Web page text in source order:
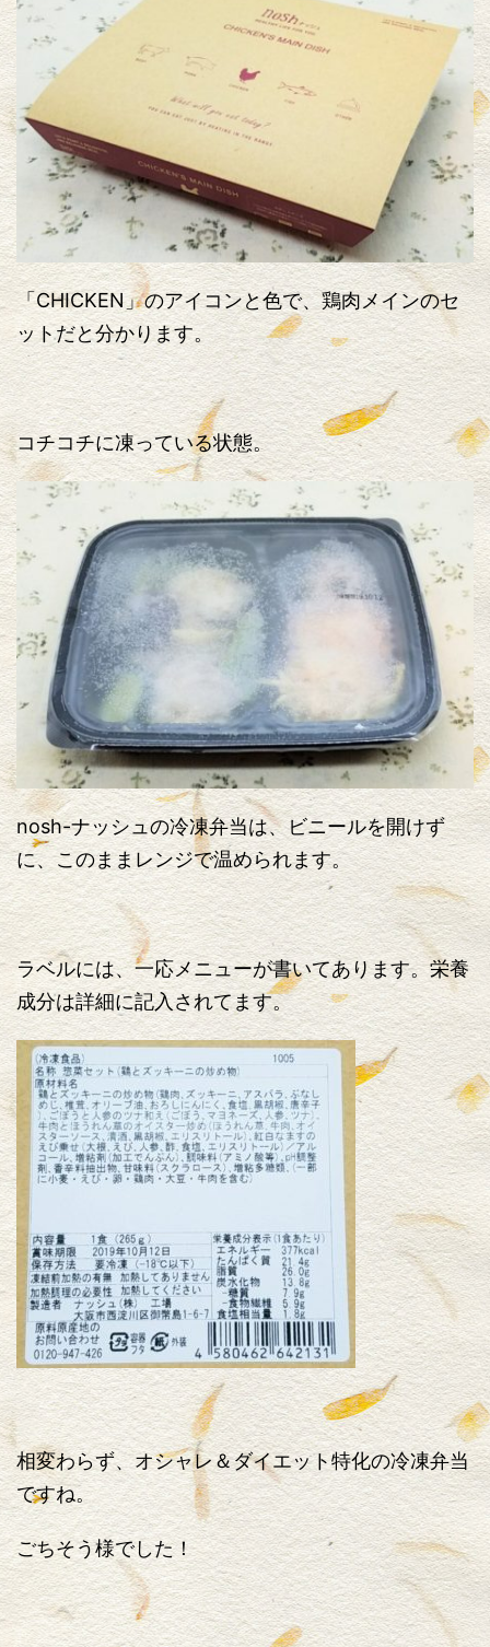
「CHICKEN」のアイコンと色で、鶏肉メインのセ
ットだと分かります。
コチコチに凍っている状態。
nosh-ナッシュの冷凍弁当は、ビニールを開けず
に、このままレンジで温められます。
ラベルには、一応メニューが書いてあります。栄養
成分は詳細に記入されてます。
相変わらず、オシャレ＆ダイエット特化の冷凍弁当
ですね。
ごちそう様でした！